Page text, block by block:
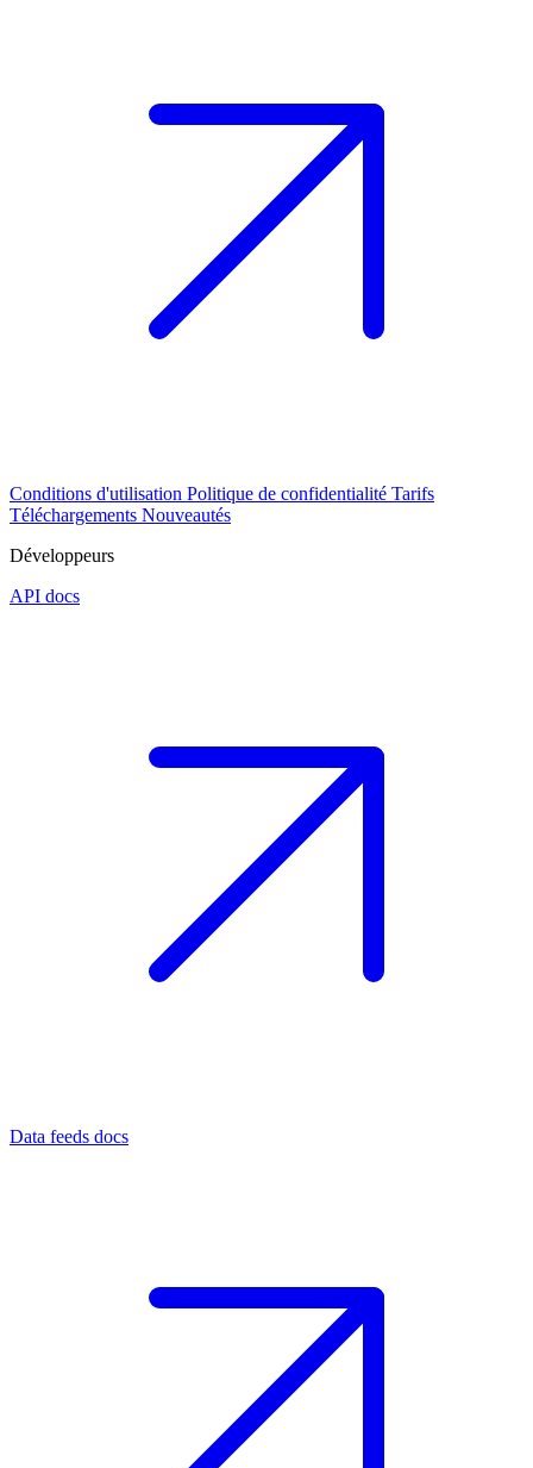
Conditions d'utilisation Politique de confidentialité Tarifs
Téléchargements Nouveautés
Développeurs
API docs
Data feeds docs